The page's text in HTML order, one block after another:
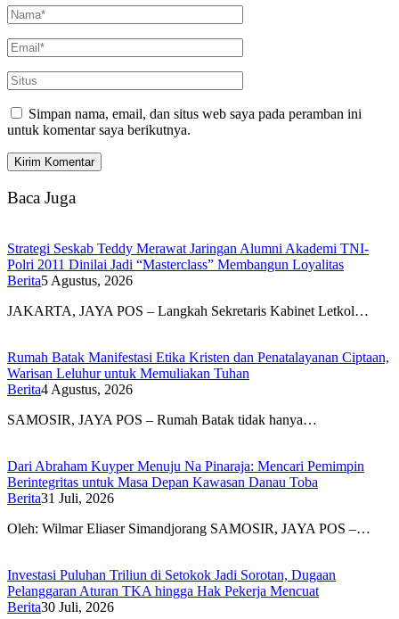
Simpan nama, email, dan situs web saya pada peramban ini
untuk komentar saya berikutnya.
Baca Juga
Strategi Seskab Teddy Merawat Jaringan Alumni Akademi TNI-
Polri 2011 Dinilai Jadi “Masterclass” Membangun Loyalitas
Berita5 Agustus, 2026
JAKARTA, JAYA POS – Langkah Sekretaris Kabinet Letkol…
Rumah Batak Manifestasi Etika Kristen dan Penatalayanan Ciptaan,
Warisan Leluhur untuk Memuliakan Tuhan
Berita4 Agustus, 2026
SAMOSIR, JAYA POS – Rumah Batak tidak hanya…
Dari Abraham Kuyper Menuju Na Pinaraja: Mencari Pemimpin
Berintegritas untuk Masa Depan Kawasan Danau Toba
Berita31 Juli, 2026
Oleh: Wilmar Eliaser Simandjorang SAMOSIR, JAYA POS –…
Investasi Puluhan Triliun di Setokok Jadi Sorotan, Dugaan
Pelanggaran Aturan TKA hingga Hak Pekerja Mencuat
Berita30 Juli, 2026